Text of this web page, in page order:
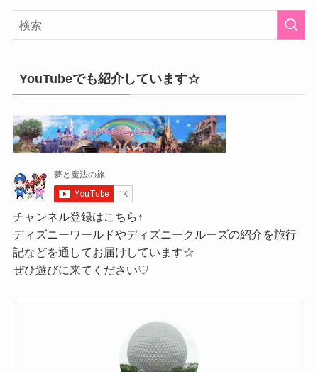
YouTubeでも紹介しています☆
チャンネル登録はこちら↑
ディズニーワールドやディズニークルーズの紹介を旅行
記などを通してお届けしています☆
ぜひ遊びに来てください♡